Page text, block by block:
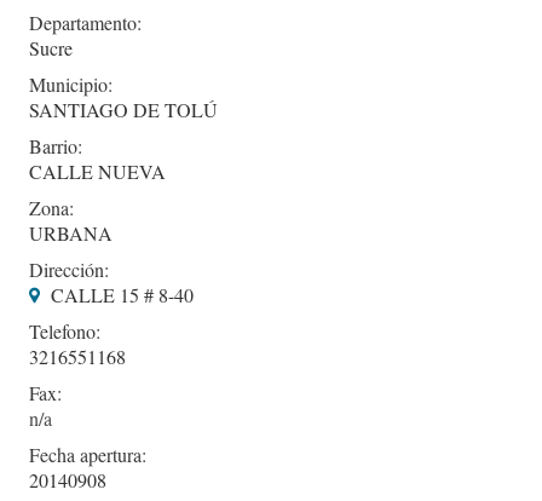
Departamento:
Sucre
Municipio:
SANTIAGO DE TOLÚ
Barrio:
CALLE NUEVA
Zona:
URBANA
Dirección:
CALLE 15 # 8-40
Telefono:
3216551168
Fax:
Fecha apertura:
20140908